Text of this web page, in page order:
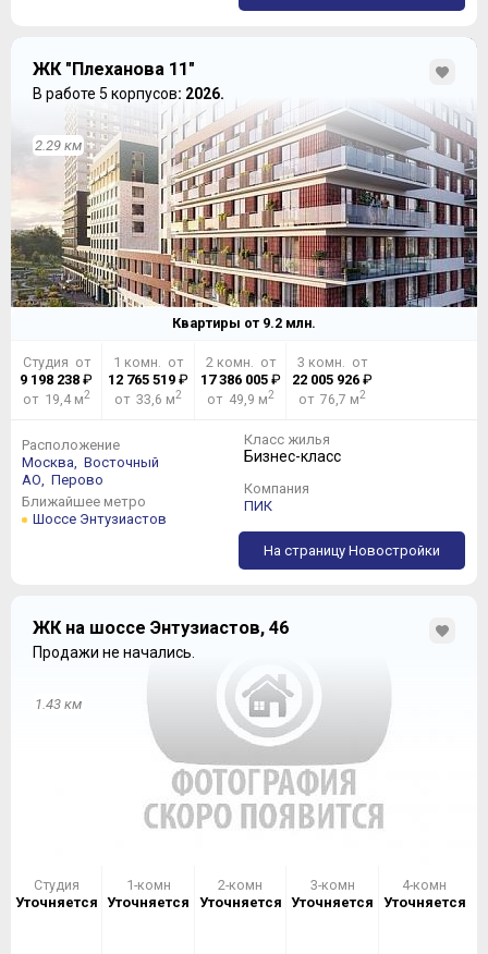
ЖК "Плеханова 11"
В работе 5 корпусов: 2026.
2.29 км
Квартиры от 9.2 млн.
Студия от
9 198 238 ₽
от 19,4 м2
1 комн. от
12 765 519 ₽
от 33,6 м2
2 комн. от
17 386 005₽
от 49,9 м2
3 комн. от
22 005 926 ₽
от 76,7 м2
Расположение
Москва, Восточный
АО, Перово
Ближайшее метро
Шоссе Энтузиастов
Класс жилья
Бизнес-класс
Компания
ПИК
На страницу Новостройки
ЖК на шоссе Энтузиастов, 46
Продажи не начались.
1.43 км
Студия
Уточняется
1-комн
Уточняется
2-комн
Уточняется
3-комн
Уточняется
4-комн
Уточняется